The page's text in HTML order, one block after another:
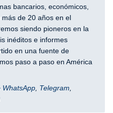
bancarios, económicos,
de 20 años en el
siendo pioneros en la
inéditos e informes
en una fuente de
paso a paso en América
WhatsApp Telegram